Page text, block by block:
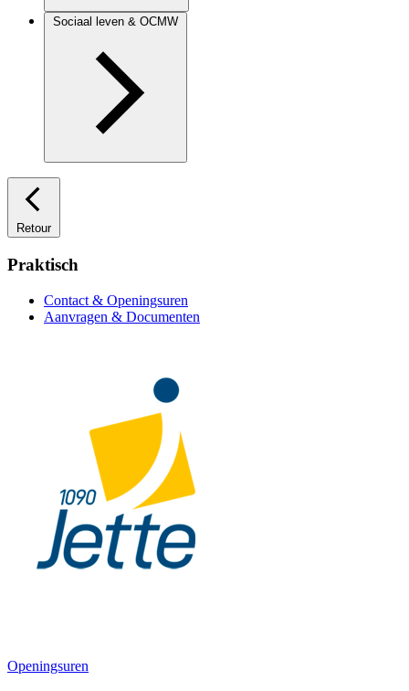
Sociaal leven & OCMW
Retour
Praktisch
Contact & Openingsuren
Aanvragen & Documenten
Openingsuren